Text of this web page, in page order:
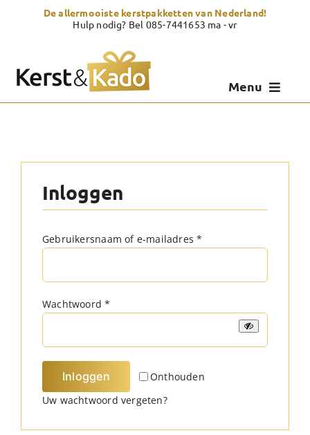
De allermooiste kerstpakketten van Nederland!
Hulp nodig? Bel 085-7441653 ma - vr
Menu
Zelf samenstellen
Inloggen
Gebruikersnaam of e-mailadres*
Wachtwoord*
Onthouden
Inloggen
Uw wachtwoord vergeten?